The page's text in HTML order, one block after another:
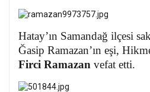
Hatay’ın Samandağ ilçesi
Ğasip Ramazan’ın eşi,
Firci Ramazan vefat etti.